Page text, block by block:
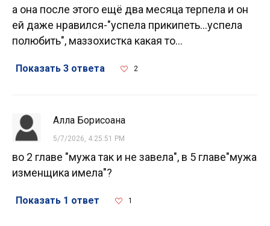
а она после этого ещё два месяца терпела и он
ей даже нравился-"успела прикипеть...успела
полюбить", маззохистка какая то...
Показать 3 ответа 2
Алла Борисоана
5/7/2026, 4:25:51 PM
во 2 главе "мужа так и не завела", в 5 главе"мужа
изменщика имела"?
Показать 1 ответ 1